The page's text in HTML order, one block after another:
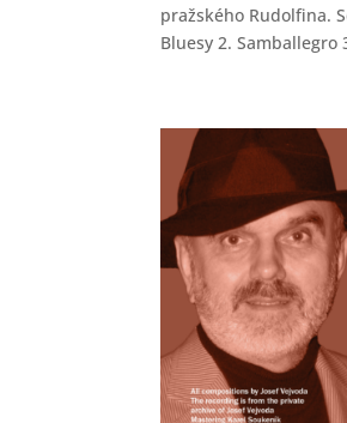
pražského Rudolfina.
Bluesy 2. Samballegro